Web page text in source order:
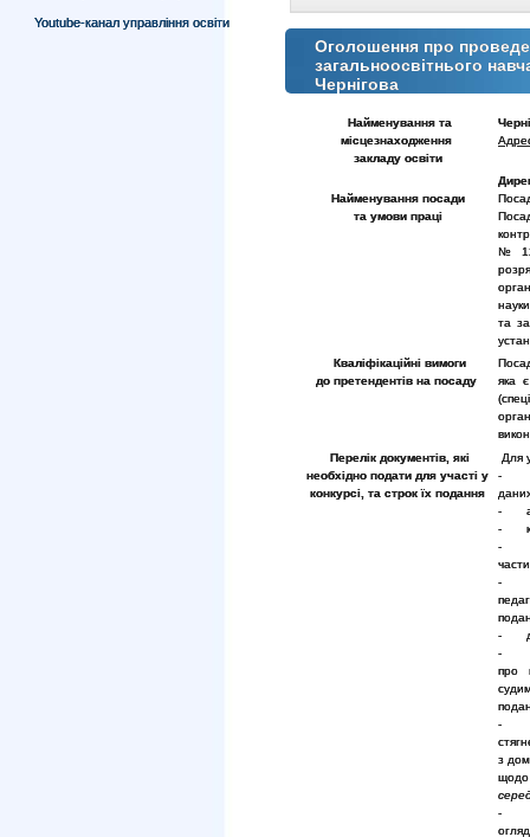
Youtube-канал управління освіти
Оголошення про
загальноосвітнього
Чернігова
Найменування та
місцезнаходження
закладу освіти
Найменування посади
та умови праці
№
та
Кваліфікаційні вимоги
до претендентів на посаду
яка
Перелік документів, які
необхідно подати для участі у
конкурсі, та строк їх подання
Для
-
-
-
-
-
-
про
-
з
щодо
-